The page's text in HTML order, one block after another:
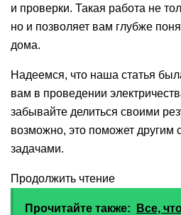
и проверки. Такая работа не
но и позволяет вам глубже
дома.
Надеемся, что наша статья
вам в проведении
забывайте делиться своими
возможно, это поможет другим
задачами.
Продолжить чтение
Прочитайте также:
Все,